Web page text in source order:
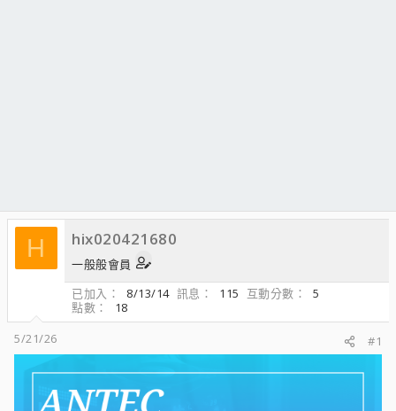
H hix020421680
一般般會員
已加入
8/13/14 訊息 115 互動分數
5
點數
18
5/21/26
#1